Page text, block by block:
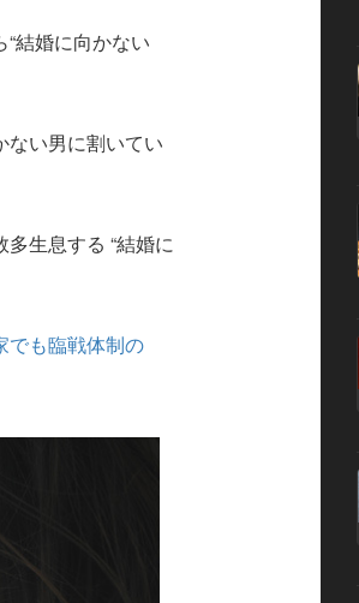
結婚に向かない
ない男に割いてい
生息する “結婚に
でも臨戦体制の